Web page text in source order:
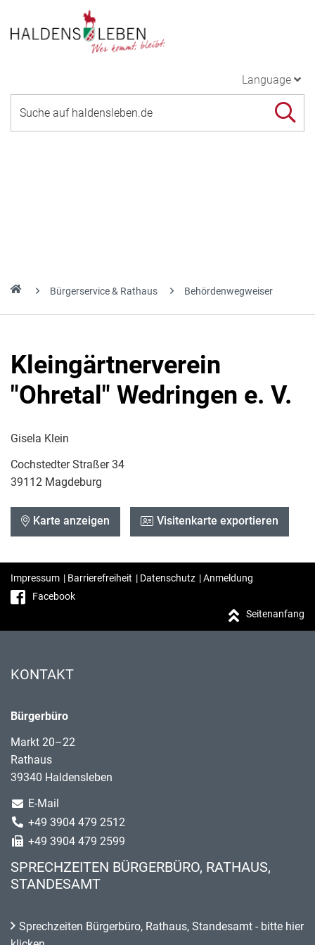
Language
Bürgerservice & Rathaus Behördenwegweiser
Kleingärtnerverein
"Ohretal" Wedringen e. V.
Gisela Klein
Cochstedter Straßer 34
39112 Magdeburg
Karte anzeigen Visitenkarte exportieren
Impressum | Barrierefreiheit | Datenschutz |Anmeldung
Facebook
Seitenanfang
KONTAKT
Bürgerbüro
Markt 20–22
Rathaus
39340 Haldensleben
E-Mail
+49 3904 479 2512
+49 3904 479 2599
SPRECHZEITEN BÜRGERBÜRO, RATHAUS,
STANDESAMT
Sprechzeiten Bürgerbüro, Rathaus, Standesamt - bitte hier